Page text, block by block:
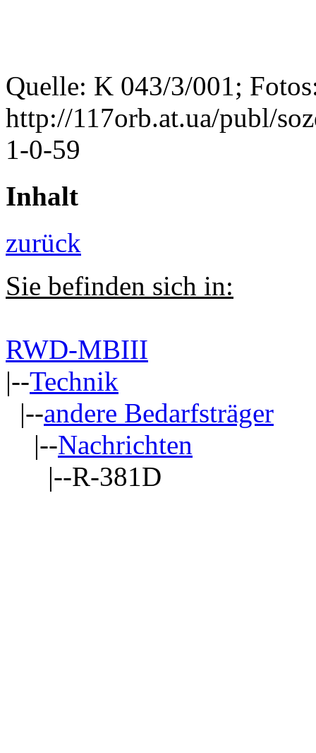
Quelle: K 043/3/001;
http://117orb.at.ua/publ/
1-0-59
Inhalt
zurück
Sie befinden sich in:
RWD-MBIII
|--Technik
|--andere Bedarfsträger
|--Nachrichten
|--R-381D